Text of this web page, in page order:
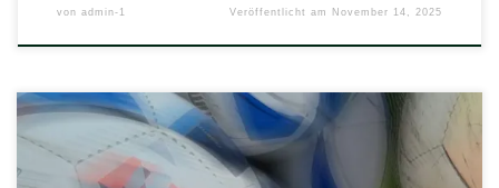
von admin-1 Veröffentlicht am November 14, 2025